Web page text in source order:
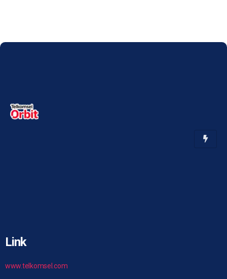
Link
www.telkomsel.com